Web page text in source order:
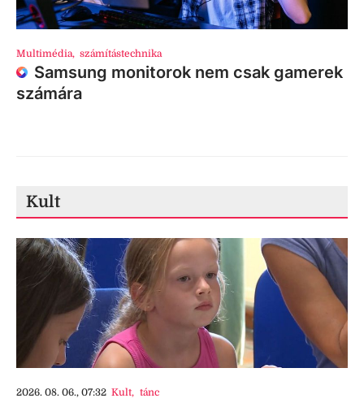
Multimédia, számítástechnika
Samsung monitorok nem csak gamerek
számára
Kult
2026. 08. 06., 07:32 Kult, tánc